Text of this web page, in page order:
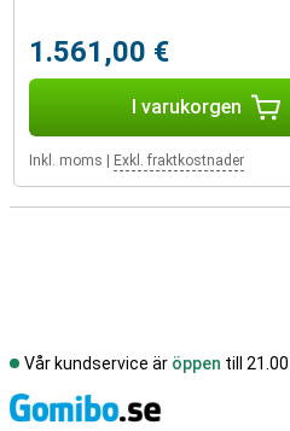
1.561,00 €
I varukorgen
Inkl. moms Exkl. fraktkostnader
Vår kundservice är öppen till 21.00